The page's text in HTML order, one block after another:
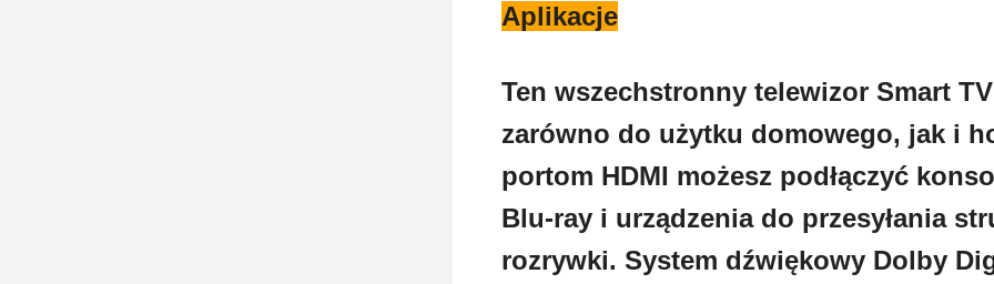
Aplikacje
Ten wszechstronny telewizor Smart
zarówno do użytku domowego, jak i
portom HDMI możesz podłączyć
Blu-ray i urządzenia do przesyłania
rozrywki. System dźwiękowy Dolby